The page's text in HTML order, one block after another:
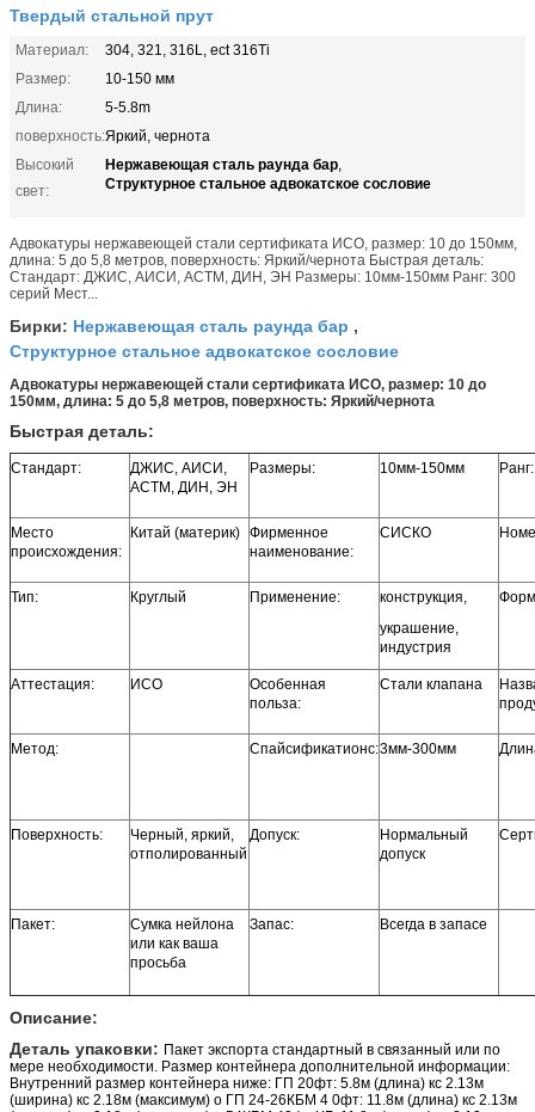
Твердый стальной прут
Материал:
304, 321, 316L, ect 316Ti
Размер:
10-150 мм
Длина:
5-5.8m
поверхность:Яркий, чернота
Высокий
свет:
Нержавеющая сталь раунда бар,
Структурное стальное адвокатское сословие
Адвокатуры нержавеющей стали сертификата ИСО, размер: 10 до 150мм,
длина: 5 до 5,8 метров, поверхность: Яркий/чернота Быстрая деталь:
Стандарт: ДЖИС, АИСИ, АСТМ, ДИН, ЭН Размеры: 10мм-150мм Ранг: 300
серий Мест...
Бирки: Нержавеющая сталь раунда бар ,
Структурное стальное адвокатское сословие
Адвокатуры нержавеющей стали сертификата ИСО, размер: 10 до
150мм, длина: 5 до 5,8 метров, поверхность: Яркий/чернота
Быстрая деталь:
Стандарт:
ДЖИС, АИСИ,
АСТМ, ДИН, ЭН
Размеры: 10мм-150мм Ранг:
Место
происхождения:
Китай (материк) Фирменное
наименование:
СИСКО
Тип: Круглый Применение:
конструкция,
украшение,
индустрия
Аттестация: ИСО
Особенная
польза:
Стали клапана
Метод: Спайсификатионс:3мм-300мм
Поверхность:
Черный, яркий,
отполированный
Допуск:
Нормальный
допуск
Пакет:
Сумка нейлона
или как ваша
просьба
Запас: Всегда в запасе
Описание:
Деталь упаковки: Пакет экспорта стандартный в связанный или по
мере необходимости. Размер контейнера дополнительной информации:
Внутренний размер контейнера ниже: ГП 20фт: 5.8м (длина) кс 2.13м
(ширина) кс 2.18м (максимум) о ГП 24-26КБМ 4 0фт: 11.8м (длина) кс 2.13м